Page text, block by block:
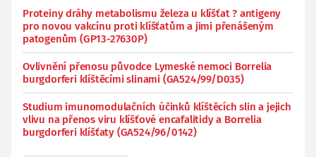
Proteiny dráhy metabolismu železa u klíšťat ? antigeny
pro novou vakcínu proti klíšťatům a jimi přenášeným
patogenům (GP13-27630P)
Ovlivnění přenosu původce Lymeské nemoci Borrelia
burgdorferi klíštěcími slinami (GA524/99/D035)
Studium imunomodulačních účinků klíštěcích slin a jejich
vlivu na přenos viru klíšťové encafalitidy a Borrelia
burgdorferi klíšťaty (GA524/96/0142)